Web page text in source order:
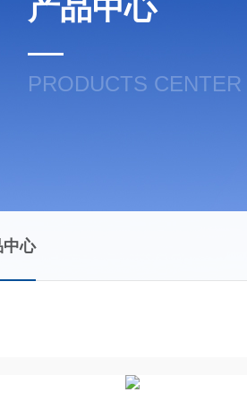
产品中心
PRODUCTS CENTER
中心